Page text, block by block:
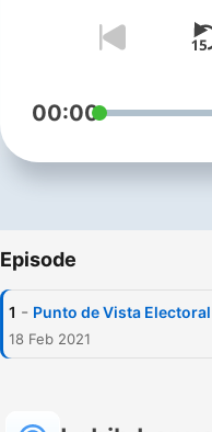
00:00
Episode
1 - Punto de Vista Electoral
18 Feb 2021